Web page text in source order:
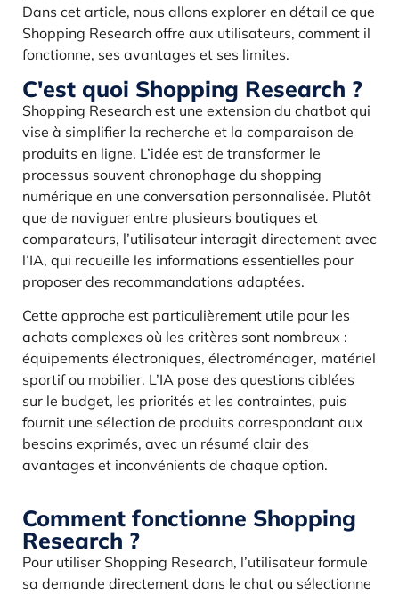
Dans cet article, nous allons explorer en détail ce que
Shopping Research offre aux utilisateurs, comment il
fonctionne, ses avantages et ses limites.
C'est quoi Shopping Research ?
Shopping Research est une extension du chatbot qui
vise à simplifier la recherche et la comparaison de
produits en ligne. L’idée est de transformer le
processus souvent chronophage du shopping
numérique en une conversation personnalisée. Plutôt
que de naviguer entre plusieurs boutiques et
comparateurs, l’utilisateur interagit directement avec
l’IA, qui recueille les informations essentielles pour
proposer des recommandations adaptées.
Cette approche est particulièrement utile pour les
achats complexes où les critères sont nombreux :
équipements électroniques, électroménager, matériel
sportif ou mobilier. L’IA pose des questions ciblées
sur le budget, les priorités et les contraintes, puis
fournit une sélection de produits correspondant aux
besoins exprimés, avec un résumé clair des
avantages et inconvénients de chaque option.
Comment fonctionne Shopping
Research ?
Pour utiliser Shopping Research, l’utilisateur formule
sa demande directement dans le chat ou sélectionne